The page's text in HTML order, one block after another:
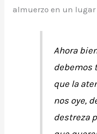
almuerzo en un
Ahora
debemos
que la
nos oye,
destreza